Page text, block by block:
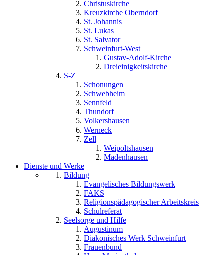
Christuskirche
Kreuzkirche Oberndorf
St. Johannis
St. Lukas
St. Salvator
Schweinfurt-West
Gustav-Adolf-Kirche
Dreieinigkeitskirche
S-Z
Schonungen
Schwebheim
Sennfeld
Thundorf
Volkershausen
Werneck
Zell
Weipoltshausen
Madenhausen
Dienste und Werke
Bildung
Evangelisches Bildungswerk
FAKS
Religionspädagogischer Arbeitskreis
Schulreferat
Seelsorge und Hilfe
Augustinum
Diakonisches Werk Schweinfurt
Frauenbund